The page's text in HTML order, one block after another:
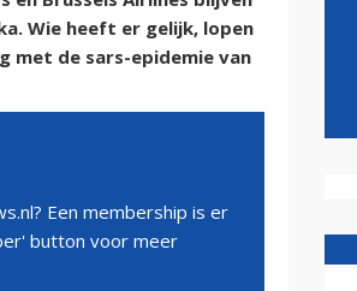
Wie heeft er gelijk, lopen
met de sars-epidemie van
Een membership is er
button voor meer